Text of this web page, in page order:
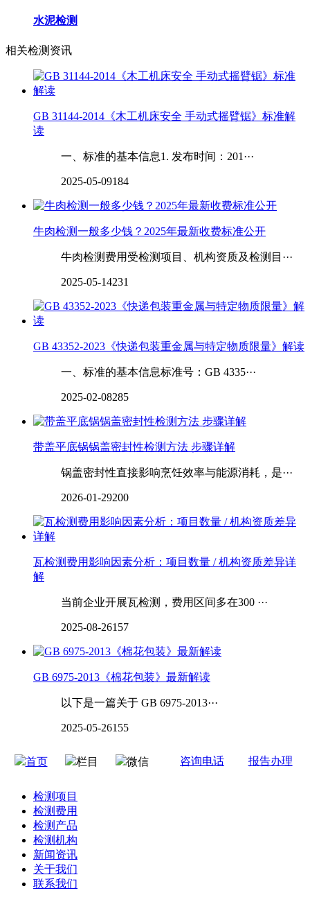
水泥检测
相关检测资讯
GB 31144-2014《木工机床安全 手动式摇臂锯》标准解
读
一、标准的基本信息1. 发布时间：201···
2025-05-09184
牛肉检测一般多少钱？2025年最新收费标准公开
牛肉检测费用受检测项目、机构资质及检测目···
2025-05-14231
GB 43352-2023《快递包装重金属与特定物质限量》解读
一、标准的基本信息标准号：GB 4335···
2025-02-08285
带盖平底锅锅盖密封性检测方法 步骤详解
锅盖密封性直接影响烹饪效率与能源消耗，是···
2026-01-29200
瓦检测费用影响因素分析：项目数量 / 机构资质差异详
解
当前企业开展瓦检测，费用区间多在300 ···
2025-08-26157
GB 6975-2013《棉花包装》最新解读
以下是一篇关于 GB 6975-2013···
2025-05-26155
首页 栏目 微信 咨询电话 报告办理
检测项目
检测费用
检测产品
检测机构
新闻资讯
关于我们
联系我们